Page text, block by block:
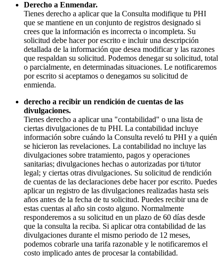
Derecho a Enmendar.
Tienes derecho a aplicar que la Consulta modifique tu PHI
que se mantiene en un conjunto de registros designado si
crees que la información es incorrecta o incompleta. Su
solicitud debe hacer por escrito e incluir una descripción
detallada de la información que desea modificar y las razones
que respaldan su solicitud. Podemos denegar su solicitud, total
o parcialmente, en determinadas situaciones. Le notificaremos
por escrito si aceptamos o denegamos su solicitud de
enmienda.
derecho a recibir un rendición de cuentas de las
divulgaciones.
Tienes derecho a aplicar una "contabilidad" o una lista de
ciertas divulgaciones de tu PHI. La contabilidad incluye
información sobre cuándo la Consulta reveló tu PHI y a quién
se hicieron las revelaciones. La contabilidad no incluye las
divulgaciones sobre tratamiento, pagos y operaciones
sanitarias; divulgaciones hechas o autorizadas por ti/tutor
legal; y ciertas otras divulgaciones. Su solicitud de rendición
de cuentas de las declaraciones debe hacer por escrito. Puedes
aplicar un registro de las divulgaciones realizadas hasta seis
años antes de la fecha de tu solicitud. Puedes recibir una de
estas cuentas al año sin costo alguno. Normalmente
responderemos a su solicitud en un plazo de 60 días desde
que la consulta la reciba. Si aplicar otra contabilidad de las
divulgaciones durante el mismo periodo de 12 meses,
podemos cobrarle una tarifa razonable y le notificaremos el
costo implicado antes de procesar la contabilidad.